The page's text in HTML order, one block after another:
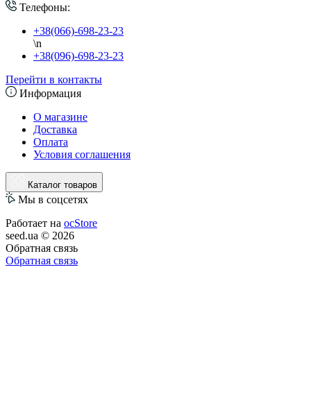
Телефоны:
+38(066)-698-23-23
\n
+38(096)-698-23-23
Перейти в контакты
Информация
О магазине
Доставка
Оплата
Условия соглашения
Каталог товаров
Мы в соцсетях
Работает на ocStore
seed.ua © 2026
Обратная связь
Обратная связь